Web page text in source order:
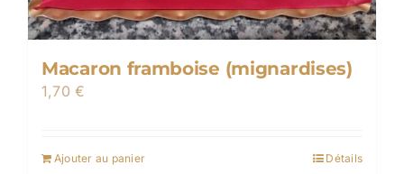
Macaron framboise (mignardises)
1,70€
Ajouter au panier Détails